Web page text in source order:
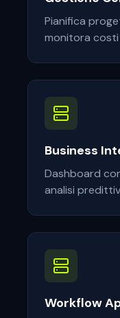
Pianifica
monitora costi
Business
Dashboard
analisi
Workflow